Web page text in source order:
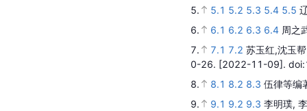
5.
5.1 5.2 5.3 5.4 5.5
6.
6.1 6.2 6.3 6.4 周之
7.
7.1 7.2 苏玉红,沈玉
0-26. [2022-11-09].
8.
8.1 8.2 8.3 伍律等编
9.
9.1 9.2 9.3 李明璞,